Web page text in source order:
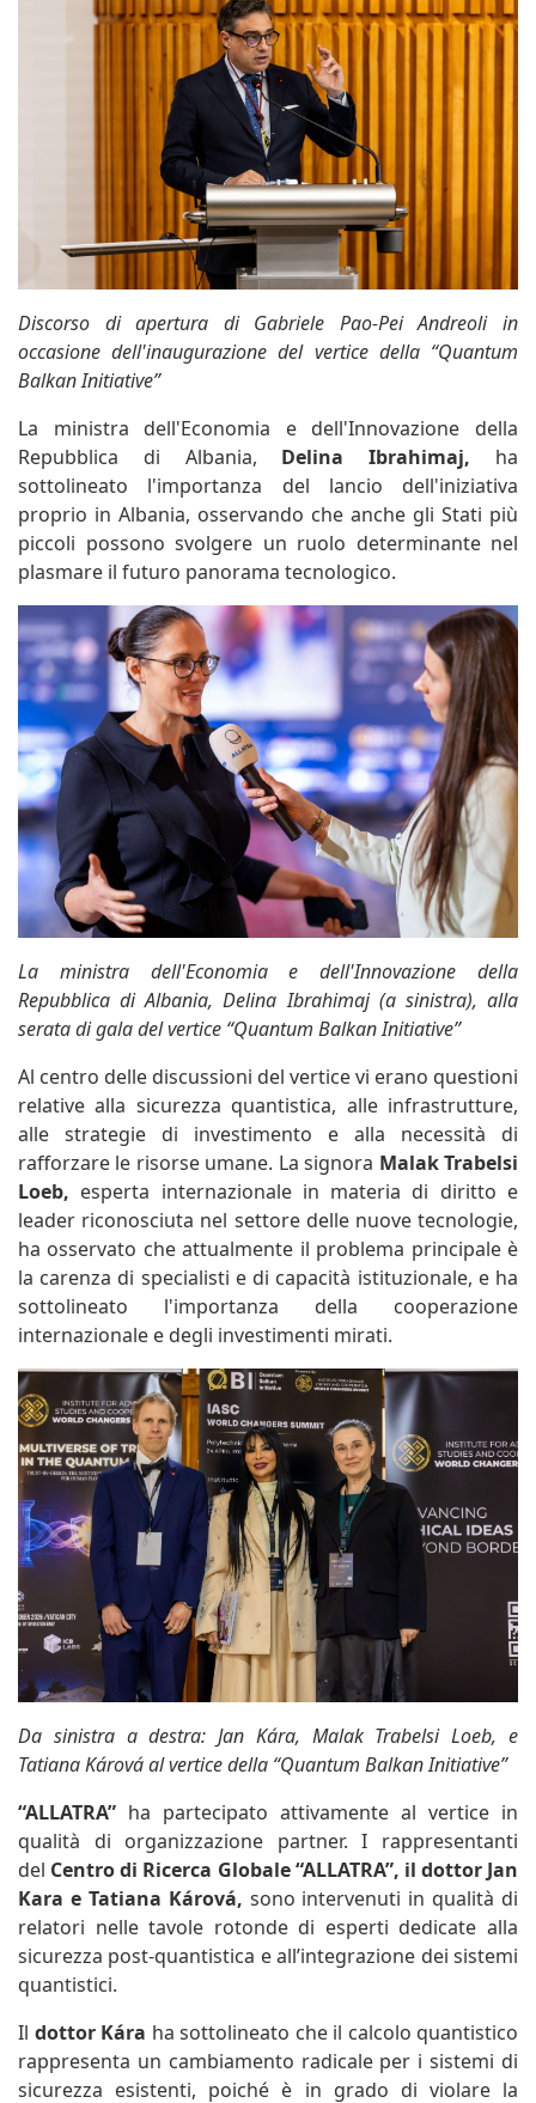
Discorso di apertura di Gabriele Pao-Pei Andreoli in
occasione dell'inaugurazione del vertice della “Quantum
Balkan Initiative”
La ministra dell'Economia e dell'Innovazione della
Repubblica di Albania, Delina Ibrahimaj, ha
sottolineato l'importanza del lancio dell'iniziativa
proprio in Albania, osservando che anche gli Stati più
piccoli possono svolgere un ruolo determinante nel
plasmare il futuro panorama tecnologico.
La ministra dell'Economia e dell'Innovazione della
Repubblica di Albania, Delina Ibrahimaj (a sinistra), alla
serata di gala del vertice “Quantum Balkan Initiative”
Al centro delle discussioni del vertice vi erano questioni
relative alla sicurezza quantistica, alle infrastrutture,
alle strategie di investimento e alla necessità di
rafforzare le risorse umane. La signora Malak Trabelsi
Loeb, esperta internazionale in materia di diritto e
leader riconosciuta nel settore delle nuove tecnologie,
ha osservato che attualmente il problema principale è
la carenza di specialisti e di capacità istituzionale, e ha
sottolineato l'importanza della cooperazione
internazionale e degli investimenti mirati.
Da sinistra a destra: Jan Kára, Malak Trabelsi Loeb, e
Tatiana Kárová al vertice della “Quantum Balkan Initiative”
“ALLATRA” ha partecipato attivamente al vertice in
qualità di organizzazione partner. I rappresentanti
del Centro di Ricerca Globale “ALLATRA”, il dottor Jan
Kara e Tatiana Kárová, sono intervenuti in qualità di
relatori nelle tavole rotonde di esperti dedicate alla
sicurezza post-quantistica e all’integrazione dei sistemi
quantistici.
Il dottor Kára ha sottolineato che il calcolo quantistico
rappresenta un cambiamento radicale per i sistemi di
sicurezza esistenti, poiché è in grado di violare la